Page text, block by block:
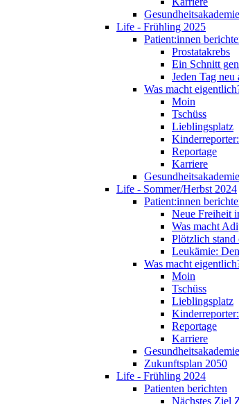
Gesundheitsakademie
Life - Frühling 2025
Patient:innen
Prostatakrebs
Ein Schnitt
Jeden Tag neu
Was macht
Moin
Tschüss
Lieblingsplatz
Reportage
Karriere
Gesundheitsakademie
Life - Sommer/Herbst 2024
Patient:innen
Neue Freiheit
Was macht
Plötzlich stand
Leukämie:
Was macht
Moin
Tschüss
Lieblingsplatz
Reportage
Karriere
Gesundheitsakademie
Zukunftsplan 2050
Life - Frühling 2024
Patienten berichten
Nächstes Ziel